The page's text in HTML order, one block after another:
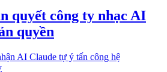
quyết công ty nhạc AI
quyền